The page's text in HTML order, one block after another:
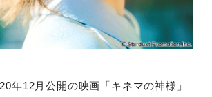
年12月公開の映画「キネマの神様」